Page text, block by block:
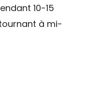
10-15
à mi-